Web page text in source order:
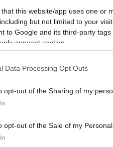
that this website/app uses one or
but not limited to your
to Google and its third-party
consent section.
Data Processing Opt Outs
opt-out of the Sharing of my
opt-out of the Sale of my Personal
να κλείσουν
φυσικό αέριο
της, γι’ αυτό και
αποθεμάτων.
ΔΙΑΦΗΜΙΣΗ